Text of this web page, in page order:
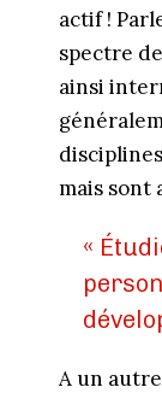
actif !
spectre
ainsi
mais sont
«
A un